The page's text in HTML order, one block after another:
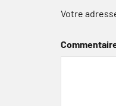
Votre